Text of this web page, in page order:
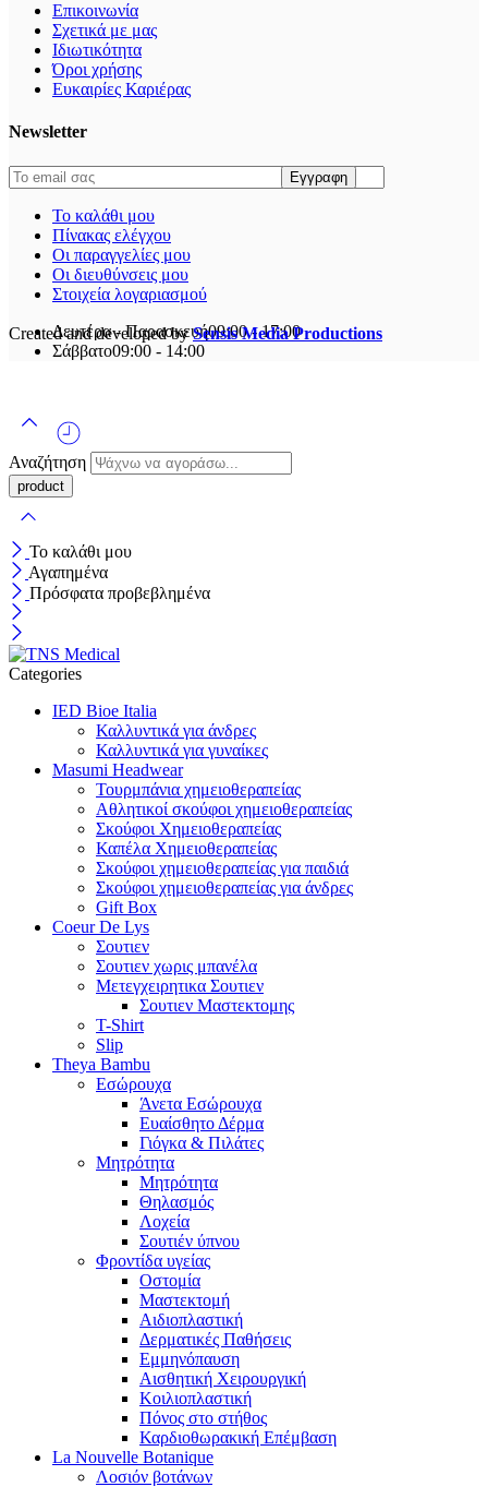
Επικοινωνία
Σχετικά με μας
Ιδιωτικότητα
Όροι χρήσης
Ευκαιρίες Καριέρας
Newsletter
Το καλάθι μου
Πίνακας ελέγχου
Οι παραγγελίες μου
Οι διευθύνσεις μου
Στοιχεία λογαριασμού
Δευτέρα - Παρασκευή09:00 - 17:00
Σάββατο09:00 - 14:00
Created and developed bySensis Media Productions
Αναζήτηση
Το καλάθι μου
Αγαπημένα
Πρόσφατα προβεβλημένα
Categories
IED Bioe Italia
Καλλυντικά για άνδρες
Καλλυντικά για γυναίκες
Masumi Headwear
Τουρμπάνια χημειοθεραπείας
Αθλητικοί σκούφοι χημειοθεραπείας
Σκούφοι Χημειοθεραπείας
Καπέλα Χημειοθεραπείας
Σκούφοι χημειοθεραπείας για παιδιά
Σκούφοι χημειοθεραπείας για άνδρες
Gift Box
Coeur De Lys
Σουτιεν
Σουτιεν χωρις μπανέλα
Μετεγχειρητικα Σουτιεν
Σουτιεν Μαστεκτομης
T-Shirt
Slip
Theya Bambu
Εσώρουχα
Άνετα Εσώρουχα
Ευαίσθητο Δέρμα
Γιόγκα & Πιλάτες
Μητρότητα
Μητρότητα
Θηλασμός
Λοχεία
Σουτιέν ύπνου
Φροντίδα υγείας
Οστομία
Μαστεκτομή
Αιδιοπλαστική
Δερματικές Παθήσεις
Εμμηνόπαυση
Αισθητική Χειρουργική
Κοιλιοπλαστική
Πόνος στο στήθος
Καρδιοθωρακική Επέμβαση
La Nouvelle Botanique
Λοσιόν βοτάνων